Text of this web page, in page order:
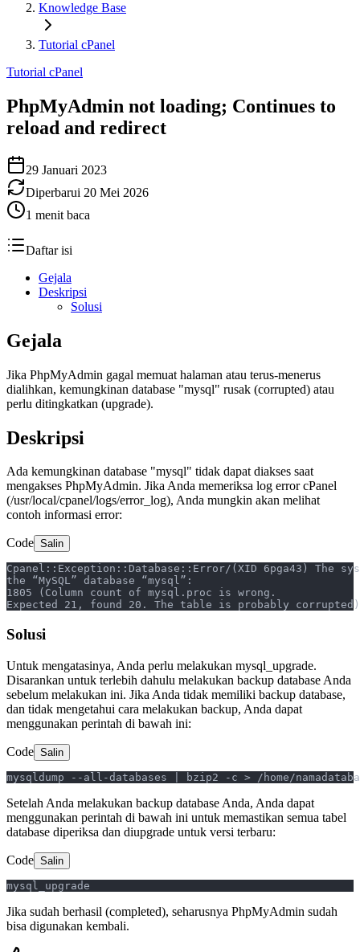
Knowledge Base
Tutorial cPanel
Tutorial cPanel
PhpMyAdmin not loading; Continues to
reload and redirect
29 Januari 2023
Diperbarui 20 Mei 2026
1 menit baca
Daftar isi
Gejala
Deskripsi
Solusi
Gejala
Jika PhpMyAdmin gagal memuat halaman atau terus-menerus
dialihkan, kemungkinan database "mysql" rusak (corrupted) atau
perlu ditingkatkan (upgrade).
Deskripsi
Ada kemungkinan database "mysql" tidak dapat diakses saat
mengakses PhpMyAdmin. Jika Anda memeriksa log error cPanel
(/usr/local/cpanel/logs/error_log), Anda mungkin akan melihat
contoh informasi error:
Code Salin
Cpanel::Exception::Database::Error/(XID 6pga43) The
the “MySQL” database “mysql”:
1805 (Column count of mysql.proc is wrong.
Expected 21, found 20. The table is probably corrupted)
Solusi
Untuk mengatasinya, Anda perlu melakukan mysql_upgrade.
Disarankan untuk terlebih dahulu melakukan backup database Anda
sebelum melakukan ini. Jika Anda tidak memiliki backup database,
dan tidak mengetahui cara melakukan backup, Anda dapat
menggunakan perintah di bawah ini:
Code Salin
mysqldump --all-databases | bzip2 -c > /home/
Setelah Anda melakukan backup database Anda, Anda dapat
menggunakan perintah di bawah ini untuk memastikan semua tabel
database diperiksa dan diupgrade untuk versi terbaru:
Code Salin
mysql_upgrade
Jika sudah berhasil (completed), seharusnya PhpMyAdmin sudah
bisa digunakan kembali.